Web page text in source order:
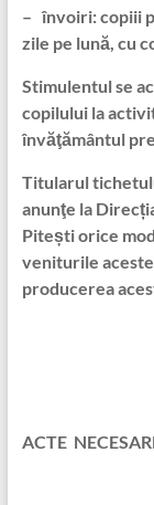
– învoiri: copiii
zile pe lună, cu
Stimulentul se
copilului la
învăţământul
Titularul
anunţe la
Pitești orice
veniturile
producerea
ACTE